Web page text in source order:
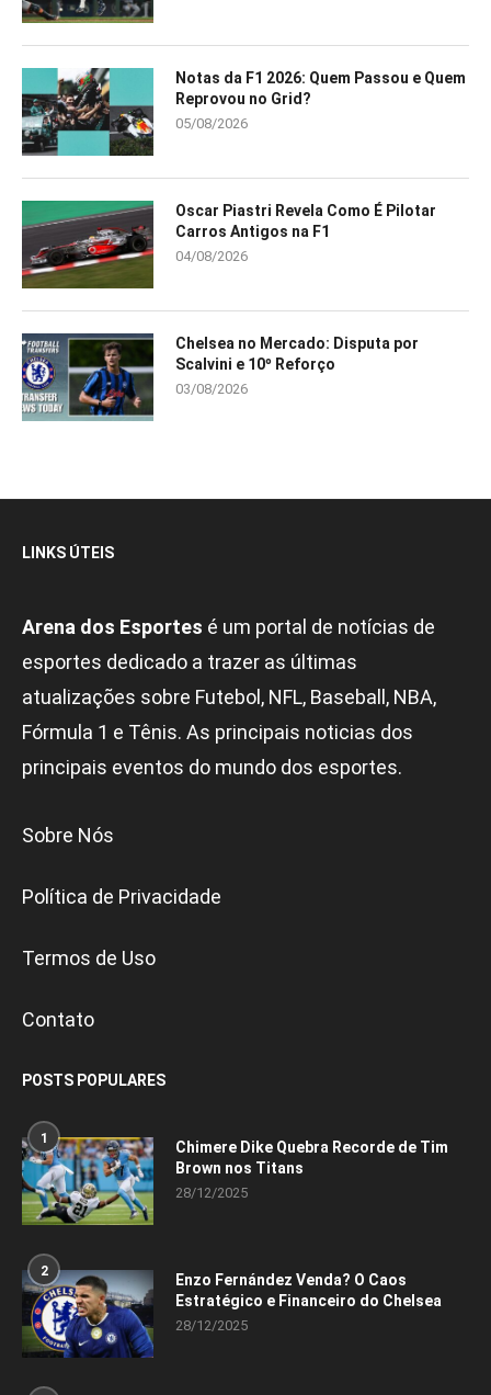
Notas da F1 2026: Quem Passou e Quem
Reprovou no Grid?
05/08/2026
Oscar Piastri Revela Como É Pilotar
Carros Antigos na F1
04/08/2026
Chelsea no Mercado: Disputa por
Scalvini e 10º Reforço
03/08/2026
LINKS ÚTEIS
Arena dos Esportes é um portal de notícias de
esportes dedicado a trazer as últimas
atualizações sobre Futebol, NFL, Baseball, NBA,
Fórmula 1 e Tênis. As principais noticias dos
principais eventos do mundo dos esportes.
Sobre Nós
Política de Privacidade
Termos de Uso
Contato
POSTS POPULARES
1
Chimere Dike Quebra Recorde de Tim
Brown nos Titans
28/12/2025
2
Enzo Fernández Venda? O Caos
Estratégico e Financeiro do Chelsea
28/12/2025